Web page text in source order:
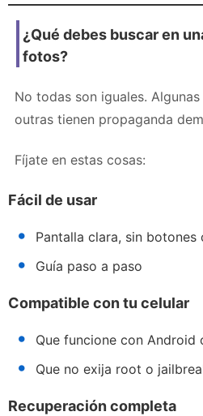
¿Qué debes buscar en
fotos?
No todas son iguales.
outras tienen propaganda
Fíjate en estas cosas:
Fácil de usar
Pantalla clara, sin botones
Guía paso a paso
Compatible con tu celular
Que funcione con Android
Que no exija root o
Recuperación completa